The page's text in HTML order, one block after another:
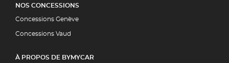
NOS CONCESSIONS
Concessions Genève
Concessions Vaud
À PROPOS DE BYMYCAR